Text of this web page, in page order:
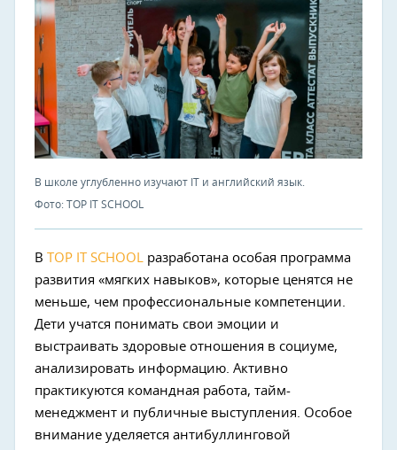
В школе углубленно изучают IT и английский язык.
Фото: TOP IT SCHOOL
В TOP IT SCHOOL разработана особая программа
развития «мягких навыков», которые ценятся не
меньше, чем профессиональные компетенции.
Дети учатся понимать свои эмоции и
выстраивать здоровые отношения в социуме,
анализировать информацию. Активно
практикуются командная работа, тайм-
менеджмент и публичные выступления. Особое
внимание уделяется антибуллинговой